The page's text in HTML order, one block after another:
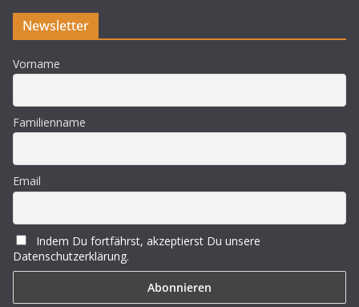
Newsletter
Vorname
Familienname
Email
Indem Du fortfährst, akzeptierst Du unsere
Datenschutzerklärung.